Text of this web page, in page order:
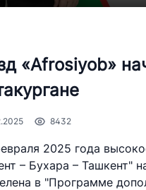
«Afrosiyob»
8432
2025 года
– Бухара – Ташкент"
в "Программе